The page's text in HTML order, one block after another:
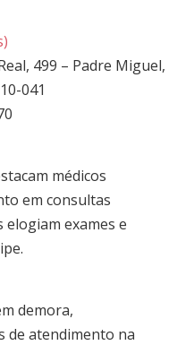
499 – Padre Miguel,
041
médicos
em consultas
elogiam exames e
demora,
de atendimento na